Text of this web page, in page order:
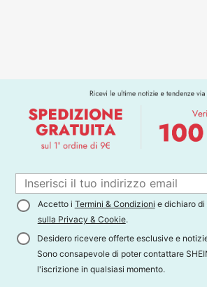
Accetto i Termini & Condizioni e dichiaro
sulla Privacy & Cookie.
Desidero ricevere offerte esclusive e
Sono consapevole di poter contattare
l'iscrizione in qualsiasi momento.